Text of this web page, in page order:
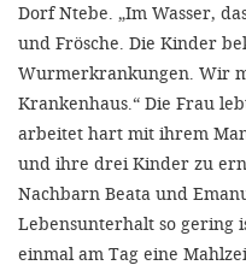
Dorf Ntebe. „Im Wasser,
und Frösche. Die Kinder
Wurmerkrankungen. Wir
Krankenhaus.“ Die Frau
arbeitet hart mit ihrem
und ihre drei Kinder zu
Nachbarn Beata und
Lebensunterhalt so gering
einmal am Tag eine